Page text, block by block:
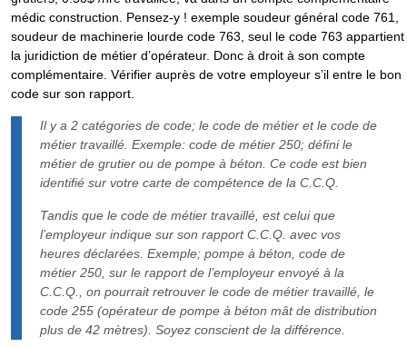
médic construction. Pensez-y ! exemple soudeur général code 761,
soudeur de machinerie lourde code 763, seul le code 763 appartient
la juridiction de métier d’opérateur. Donc à droit à son compte
complémentaire. Vérifier auprès de votre employeur s’il entre le bon
code sur son rapport.
Il y a 2 catégories de code; le code de métier et le code de
métier travaillé. Exemple: code de métier 250; défini le
métier de grutier ou de pompe à béton. Ce code est bien
identifié sur votre carte de compétence de la C.C.Q.
Tandis que le code de métier travaillé, est celui que
l’employeur indique sur son rapport C.C.Q. avec vos
heures déclarées. Exemple; pompe à béton, code de
métier 250, sur le rapport de l’employeur envoyé à la
C.C.Q., on pourrait retrouver le code de métier travaillé, le
code 255 (opérateur de pompe à béton mât de distribution
plus de 42 mètres). Soyez conscient de la différence.